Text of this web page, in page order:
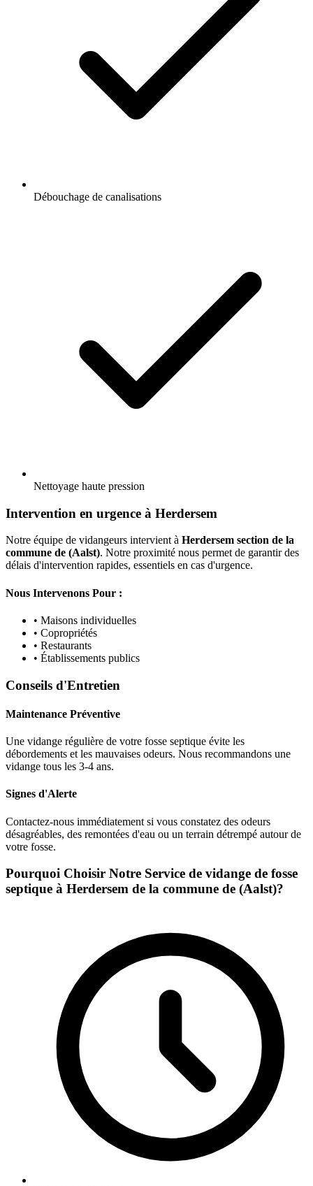
Débouchage de canalisations
Nettoyage haute pression
Intervention en urgence à Herdersem
Notre équipe de vidangeurs intervient à Herdersem section de la
commune de (Aalst). Notre proximité nous permet de garantir des
délais d'intervention rapides, essentiels en cas d'urgence.
Nous Intervenons Pour :
• Maisons individuelles
• Copropriétés
• Restaurants
• Établissements publics
Conseils d'Entretien
Maintenance Préventive
Une vidange régulière de votre fosse septique évite les
débordements et les mauvaises odeurs. Nous recommandons une
vidange tous les 3-4 ans.
Signes d'Alerte
Contactez-nous immédiatement si vous constatez des odeurs
désagréables, des remontées d'eau ou un terrain détrempé autour de
votre fosse.
Pourquoi Choisir Notre Service de vidange de fosse
septique à Herdersem de la commune de (Aalst)?